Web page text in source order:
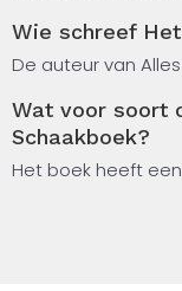
Van de
uitgelegd voor
Dit boek laat je
maar een manier
Wie schreef
De auteur van
Wat voor soort
Schaakboek?
Het boek heeft